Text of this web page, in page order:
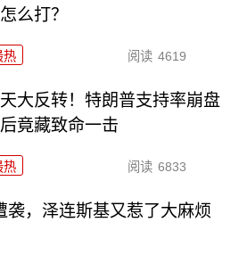
么打？
热 阅读 4619
大反转！特朗普支持率崩盘
竟藏致命一击
热 阅读 6833
袭，泽连斯基又惹了大麻烦